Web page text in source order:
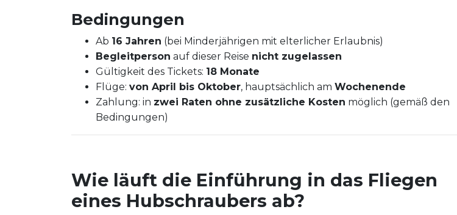
Bedingungen
Ab 16 Jahren (bei Minderjährigen mit elterlicher Erlaubnis)
Begleitperson auf dieser Reise nicht zugelassen
Gültigkeit des Tickets: 18 Monate
Flüge: von April bis Oktober, hauptsächlich am Wochenende
Zahlung: in zwei Raten ohne zusätzliche Kosten möglich (gemäß den
Bedingungen)
Wie läuft die Einführung in das Fliegen
eines Hubschraubers ab?